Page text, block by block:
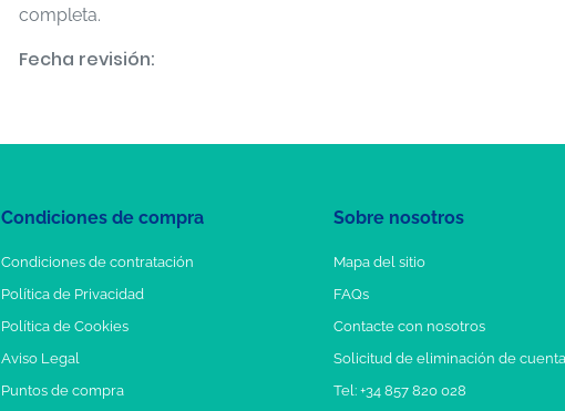
completa.
Fecha revisión:
Condiciones de compra
Condiciones de contratación
Política de Privacidad
Política de Cookies
Aviso Legal
Puntos de compra
Sobre nosotros
Mapa del sitio
FAQs
Contacte con nosotros
Solicitud de eliminación de cuenta
Tel: +34 857 820 028